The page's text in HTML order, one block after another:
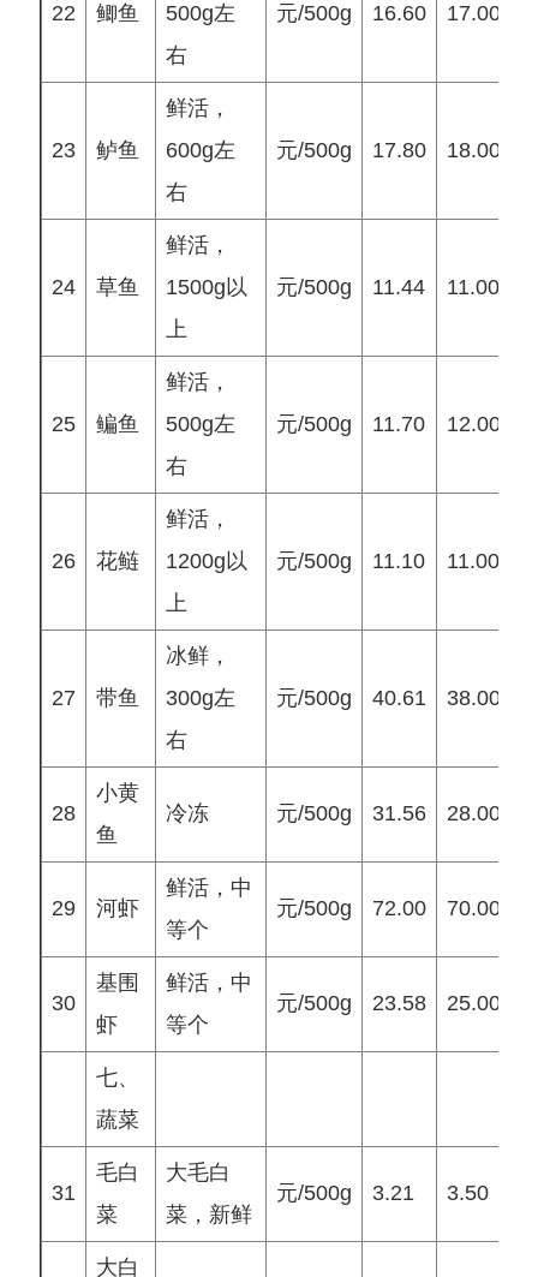
22 鲫鱼
500g左
右
元/500g 16.60 17.00
23 鲈鱼
鲜活，
600g左
右
元/500g 17.80 18.00
24 草鱼
鲜活，
1500g以
上
元/500g 11.44 11.00
25 鳊鱼
鲜活，
500g左
右
元/500g 11.70 12.00
26 花鲢
鲜活，
1200g以
上
元/500g 11.10 11.00
27 带鱼
冰鲜，
300g左
右
元/500g 40.61 38.00
28
小黄
鱼
冷冻 元/500g 31.56 28.00
29 河虾
鲜活，中
等个
元/500g 72.00 70.00
30
基围
虾
鲜活，中
等个
元/500g 23.58 25.00
七、
蔬菜
31
毛白
菜
大毛白
菜，新鲜
元/500g 3.21 3.50
大白